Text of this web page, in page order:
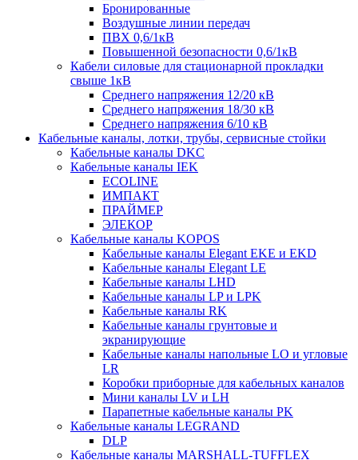
Бронированные
Воздушные линии передач
ПВХ 0,6/1кВ
Повышенной безопасности 0,6/1кВ
Кабели силовые для стационарной прокладки
свыше 1кВ
Среднего напряжения 12/20 кВ
Среднего напряжения 18/30 кВ
Среднего напряжения 6/10 кВ
Кабельные каналы, лотки, трубы, сервисные стойки
Кабельные каналы DKC
Кабельные каналы IEK
ECOLINE
ИМПАКТ
ПРАЙМЕР
ЭЛЕКОР
Кабельные каналы KOPOS
Кабельные каналы Elegant EKE и EKD
Кабельные каналы Elegant LE
Кабельные каналы LHD
Кабельные каналы LP и LPK
Кабельные каналы RK
Кабельные каналы грунтовые и
экранирующие
Кабельные каналы напольные LO и угловые
LR
Коробки приборные для кабельных каналов
Мини каналы LV и LH
Парапетные кабельные каналы PK
Кабельные каналы LEGRAND
DLP
Кабельные каналы MARSHALL-TUFFLEX